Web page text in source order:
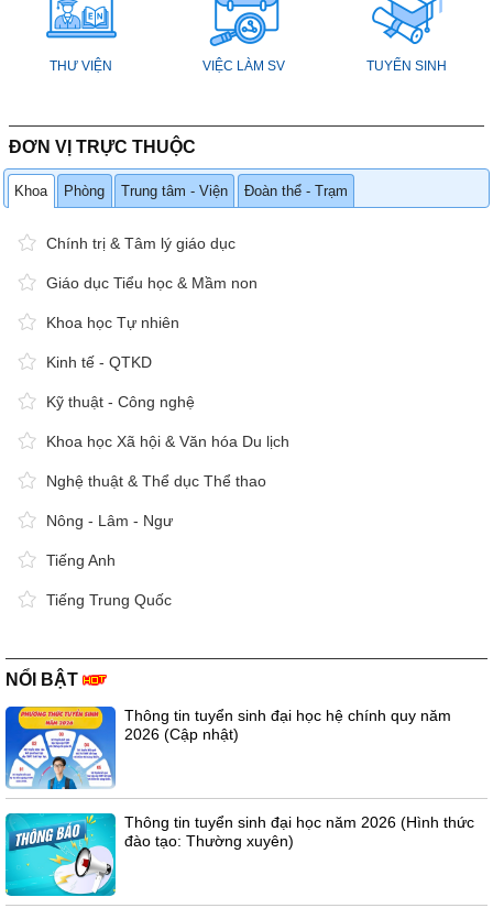
THƯ VIỆN VIỆC LÀM SV TUYỂN SINH
ĐƠN VỊ TRỰC THUỘC
Khoa Phòng Trung tâm - Viện Đoàn thể - Trạm
Chính trị & Tâm lý giáo dục
Giáo dục Tiểu học & Mầm non
Khoa học Tự nhiên
Kinh tế - QTKD
Kỹ thuật - Công nghệ
Khoa học Xã hội & Văn hóa Du lịch
Nghệ thuật & Thể dục Thể thao
Nông - Lâm - Ngư
Tiếng Anh
Tiếng Trung Quốc
NỔI BẬT
Thông tin tuyển sinh đại học hệ chính quy năm
2026 (Cập nhật)
Thông tin tuyển sinh đại học năm 2026 (Hình thức
đào tạo: Thường xuyên)